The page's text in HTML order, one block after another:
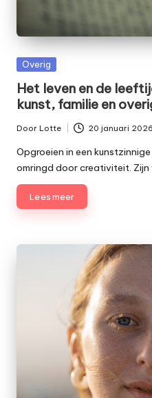
Geplaatst
Overig
Het leven en de
kunst, familie en
Geplaatst
door
Door Lotte 20 januari 2026
Opgroeien in een
omringd door creativiteit. Zijn
Lees meer